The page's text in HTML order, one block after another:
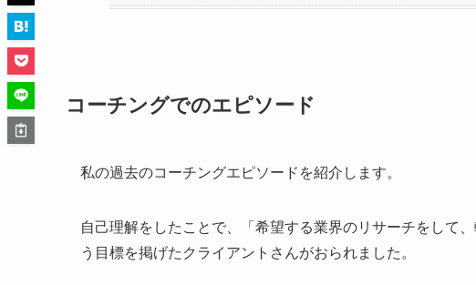
コーチングでのエピソード
私の過去のコーチングエピソードを紹介します。
自己理解をしたことで、「希望する業界のリサーチをして
う目標を掲げたクライアントさんがおられました。